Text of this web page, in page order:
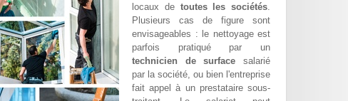
locaux de toutes les sociétés.
Plusieurs cas de figure sont
envisageables : le nettoyage est
parfois pratiqué par un
technicien de surface salarié
par la société, ou bien l'entreprise
fait appel à un prestataire sous-